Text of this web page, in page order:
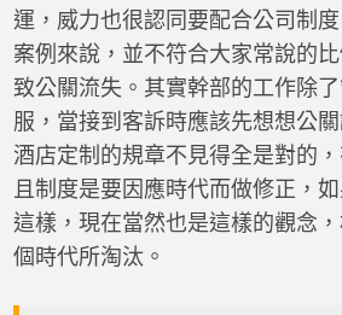
運，威力也很認同要配合公司制
案例來說，並不符合大家常說的
致公關流失。其實幹部的工作除
服，當接到客訴時應該先想想公
酒店定制的規章不見得全是對的
且制度是要因應時代而做修正，
這樣，現在當然也是這樣的觀念
個時代所淘汰。